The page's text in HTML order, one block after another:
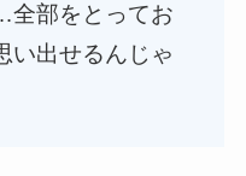
全部をとってお
い出せるんじゃ